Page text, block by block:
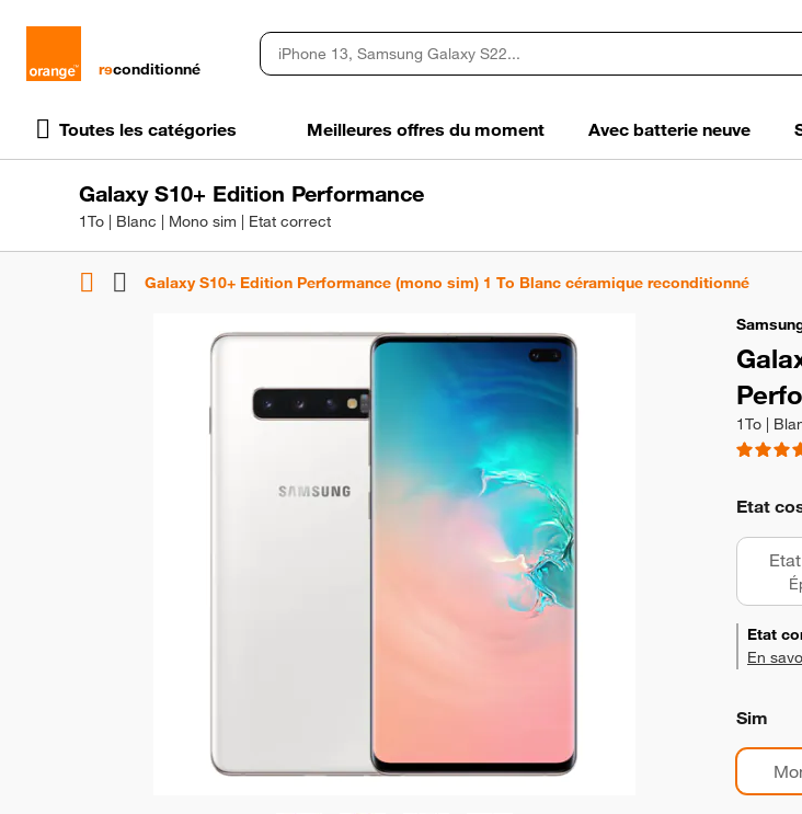
rɘconditionné
Toutes les catégories Meilleures offres du moment Avec batterie neuve
Galaxy S10+ Edition Performance
1To | Blanc | Mono sim | Etat correct
Galaxy S10+ Edition Performance (mono sim) 1 To Blanc céramique reconditionné
1To |
Etat
Etat
En
Sim